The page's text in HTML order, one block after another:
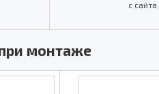
с сайта.
монтаже